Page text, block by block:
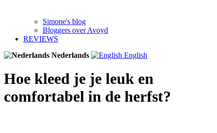
Simone's blog
Bloggers over Avoyd
REVIEWS
Nederlands
English
Hoe kleed je je leuk en
comfortabel in de herfst?